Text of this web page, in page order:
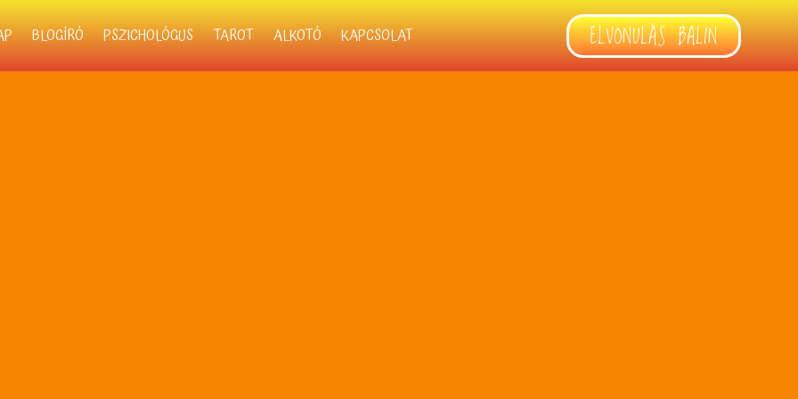
BLOGÍRÓ PSZICHOLÓGUS TAROT ALKOTÓ KAPCSOLAT ELVONULÁS BALIN